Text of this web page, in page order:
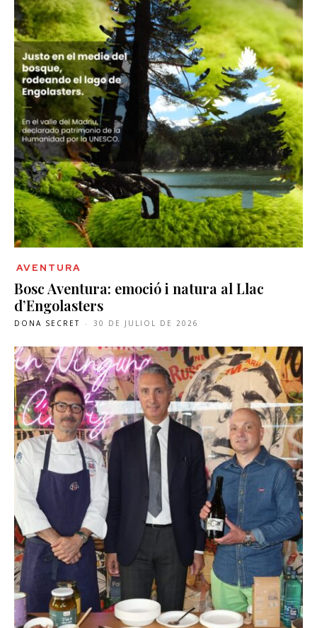
AVENTURA
Bosc Aventura: emoció i natura al Llac
d’Engolasters
DONA SECRET - 30 DE JULIOL DE 2026